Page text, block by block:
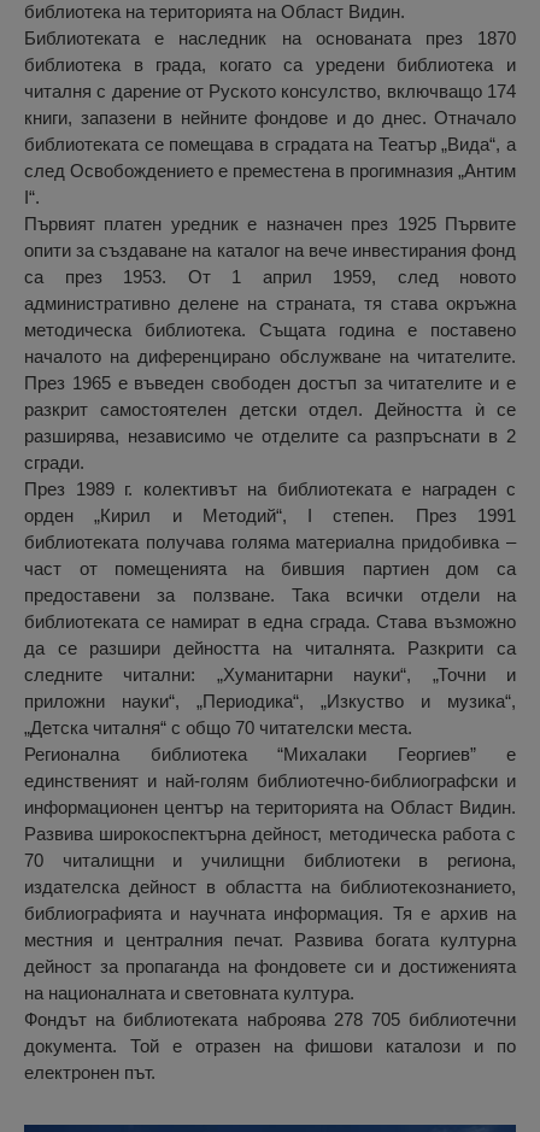
библиотека на територията на Област Видин.
Библиотеката е наследник на основаната през 1870
библиотека в града, когато са уредени библиотека и
читалня с дарение от Руското консулство, включващо 174
книги, запазени в нейните фондове и до днес. Отначало
библиотеката се помещава в сградата на Театър „Вида“, а
след Освобождението е преместена в прогимназия „Антим
I“.
Първият платен уредник е назначен през 1925 Първите
опити за създаване на каталог на вече инвестирания фонд
са през 1953. От 1 април 1959, след новото
административно делене на страната, тя става окръжна
методическа библиотека. Същата година е поставено
началото на диференцирано обслужване на читателите.
През 1965 е въведен свободен достъп за читателите и е
разкрит самостоятелен детски отдел. Дейността ѝ се
разширява, независимо че отделите са разпръснати в 2
сгради.
През 1989 г. колективът на библиотеката е награден с
орден „Кирил и Методий“, I степен. През 1991
библиотеката получава голяма материална придобивка –
част от помещенията на бившия партиен дом са
предоставени за ползване. Така всички отдели на
библиотеката се намират в една сграда. Става възможно
да се разшири дейността на читалнята. Разкрити са
следните читални: „Хуманитарни науки“, „Точни и
приложни науки“, „Периодика“, „Изкуство и музика“,
„Детска читалня“ с общо 70 читателски места.
Регионална библиотека “Михалаки Георгиев” е
единственият и най-голям библиотечно-библиографски и
информационен център на територията на Област Видин.
Развива широкоспектърна дейност, методическа работа с
70 читалищни и училищни библиотеки в региона,
издателска дейност в областта на библиотекознанието,
библиографията и научната информация. Тя е архив на
местния и централния печат. Развива богата културна
дейност за пропаганда на фондовете си и достиженията
на националната и световната култура.
Фондът на библиотеката наброява 278 705 библиотечни
документа. Той е отразен на фишови каталози и по
електронен път.